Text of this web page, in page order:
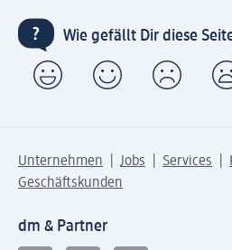
Wie gefällt Dir diese
Unternehmen Jobs Services
Geschäftskunden
dm & Partner